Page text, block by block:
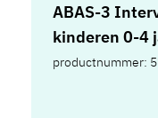
ABAS-3
kinderen 0-4
productnummer: